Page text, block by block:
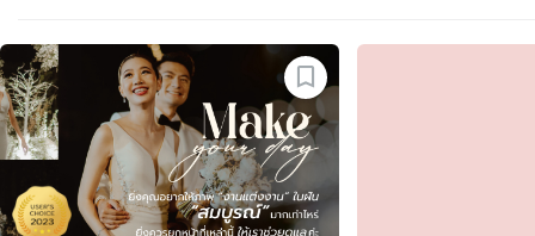
Slide 1 of 4